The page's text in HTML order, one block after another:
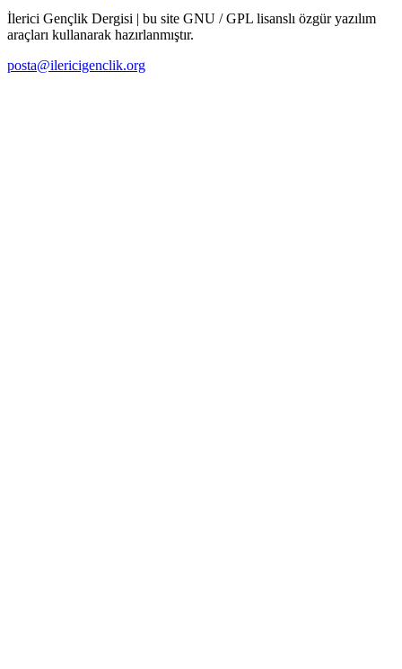
İlerici Gençlik Dergisi | bu site GNU / GPL lisanslı özgür yazılım
araçları kullanarak hazırlanmıştır.
posta@ilericigenclik.org